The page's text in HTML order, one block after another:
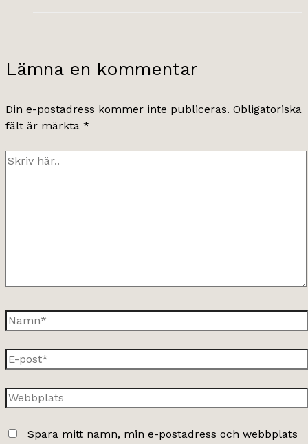
Lämna en kommentar
Din e-postadress kommer inte publiceras. Obligatoriska
fält är märkta *
Skriv
Namn*
E-
post*
Webbplats
Spara mitt namn, min e-postadress och webbplats